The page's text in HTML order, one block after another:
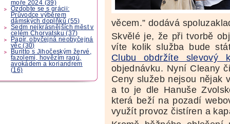
moře 2024 (39)
Ozdobte se s grácii:
Průvodce výběrem
dámských doplňků (55)
Sedm nejkrásnějších měst v
celém Chorvatsku (37)
Papír, obyčejná neobyčejná
věc (30)
Buritto s Jihočeským žervé,
fazolemi, hovězím ragú,
avokádem a koriandrem
(16)
věcem.” dodává
Skvělé je, že při tvorbě
víte kolik služba bude
Clubu obdržíte slevový
objednávku. Nyní Cleany
Ceny služeb nejsou nějak
a to je dle Hanuše
která beží na pozadí
využít provoz čistíren a